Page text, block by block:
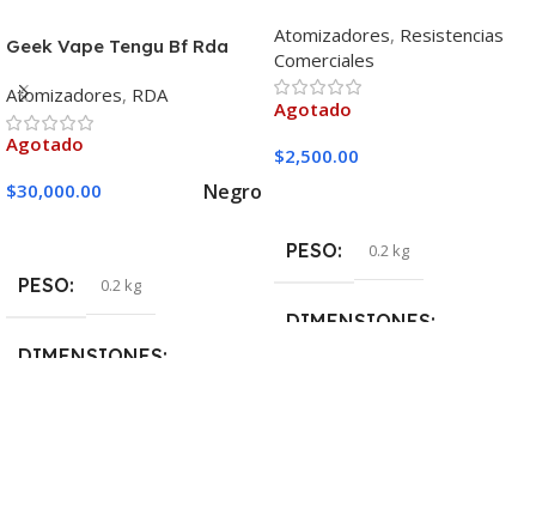
Geek Vape Tengu Bf Rda
Atomizadores, RDA
Agotado
$30,000.00 Negro
PESO 0.2 kg
DIMENSIONES
Atomizadores, Resistencias
Comerciales
Agotado
$2,500.00
PESO 0.2 kg
DIMENSIONES